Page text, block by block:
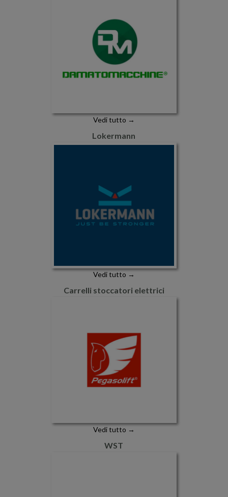
Vedi tutto →
Lokermann
Vedi tutto →
Carrelli stoccatori elettrici
Vedi tutto →
WST